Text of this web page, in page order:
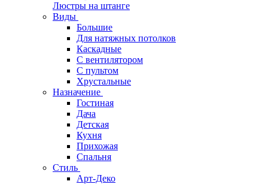
Люстры на штанге
Виды
Большие
Для натяжных потолков
Каскадные
С вентилятором
С пультом
Хрустальные
Назначение
Гостиная
Дача
Детская
Кухня
Прихожая
Спальня
Стиль
Арт-Деко